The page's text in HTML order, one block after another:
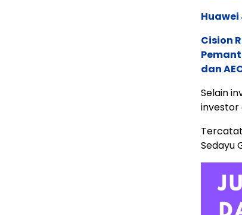
Huawei
Cision
dan
Selain
investor
Sedayu